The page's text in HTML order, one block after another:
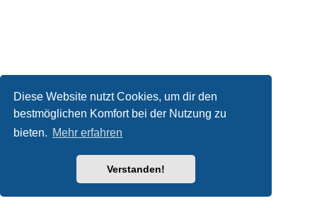
Diese Website nutzt Cookies, um dir den
bestmöglichen Komfort bei der Nutzung zu
bieten. Mehr erfahren
Verstanden!